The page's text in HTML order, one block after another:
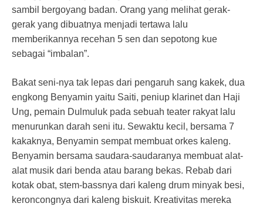
sambil bergoyang badan. Orang yang melihat gerak-
gerak yang dibuatnya menjadi tertawa lalu
memberikannya recehan 5 sen dan sepotong kue
sebagai “imbalan”.
Bakat seni-nya tak lepas dari pengaruh sang kakek, dua
engkong Benyamin yaitu Saiti, peniup klarinet dan Haji
Ung, pemain Dulmuluk pada sebuah teater rakyat lalu
menurunkan darah seni itu. Sewaktu kecil, bersama 7
kakaknya, Benyamin sempat membuat orkes kaleng.
Benyamin bersama saudara-saudaranya membuat alat-
alat musik dari benda atau barang bekas. Rebab dari
kotak obat, stem-bassnya dari kaleng drum minyak besi,
keroncongnya dari kaleng biskuit. Kreativitas mereka